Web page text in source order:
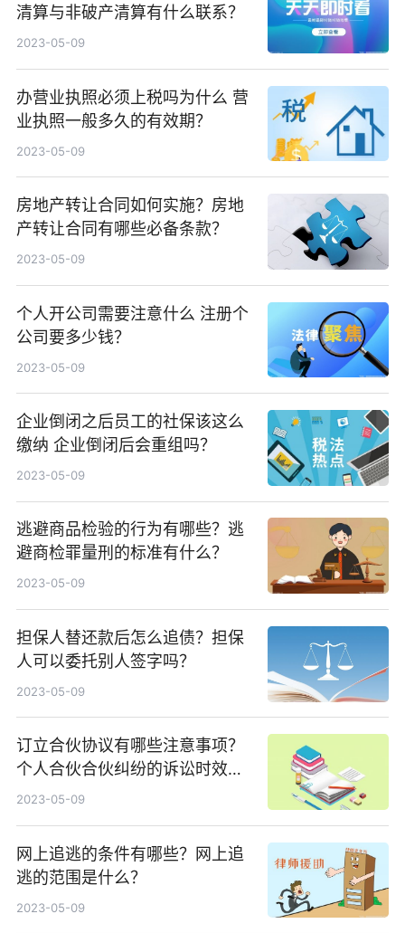
清算与非破产清算有什么联系？
2023-05-09
办营业执照必须上税吗为什么 营
业执照一般多久的有效期？
2023-05-09
房地产转让合同如何实施？房地
产转让合同有哪些必备条款？
2023-05-09
个人开公司需要注意什么 注册个
公司要多少钱？
2023-05-09
企业倒闭之后员工的社保该这么
缴纳 企业倒闭后会重组吗？
2023-05-09
逃避商品检验的行为有哪些？逃
避商检罪量刑的标准有什么？
2023-05-09
担保人替还款后怎么追债？担保
人可以委托别人签字吗？
2023-05-09
订立合伙协议有哪些注意事项？
个人合伙合伙纠纷的诉讼时效是
多久？
2023-05-09
网上追逃的条件有哪些？网上追
逃的范围是什么？
2023-05-09